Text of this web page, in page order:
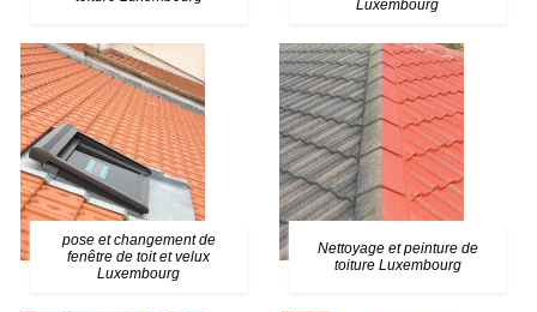
Luxembourg
pose et changement de
fenêtre de toit et velux
Luxembourg
Nettoyage et peinture de
toiture Luxembourg